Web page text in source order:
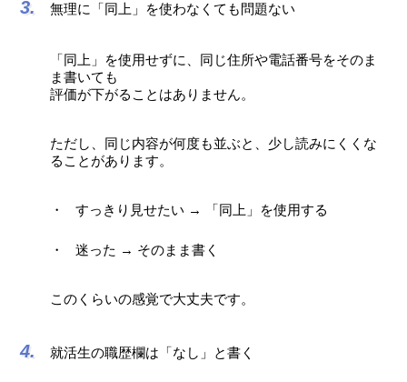
無理に「同上」を使わなくても問題ない
「同上」を使用せずに、同じ住所や電話番号をそのま
ま書いても
評価が下がることはありません。
ただし、同じ内容が何度も並ぶと、少し読みにくくな
ることがあります。
すっきり見せたい → 「同上」を使用する
迷った → そのまま書く
このくらいの感覚で大丈夫です。
就活生の職歴欄は「なし」と書く